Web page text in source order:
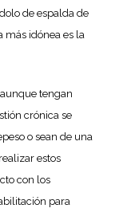
de espalda de
más idónea es la
tengan
crónica se
o sean de una
estos
con los
para